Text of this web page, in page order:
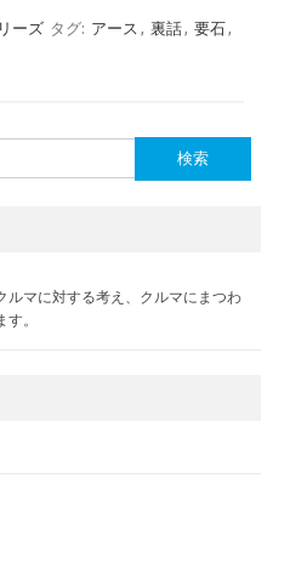
ーズ タグ: アース , 裏話, 要石,
ルマに対する考え、クルマにまつわ
。